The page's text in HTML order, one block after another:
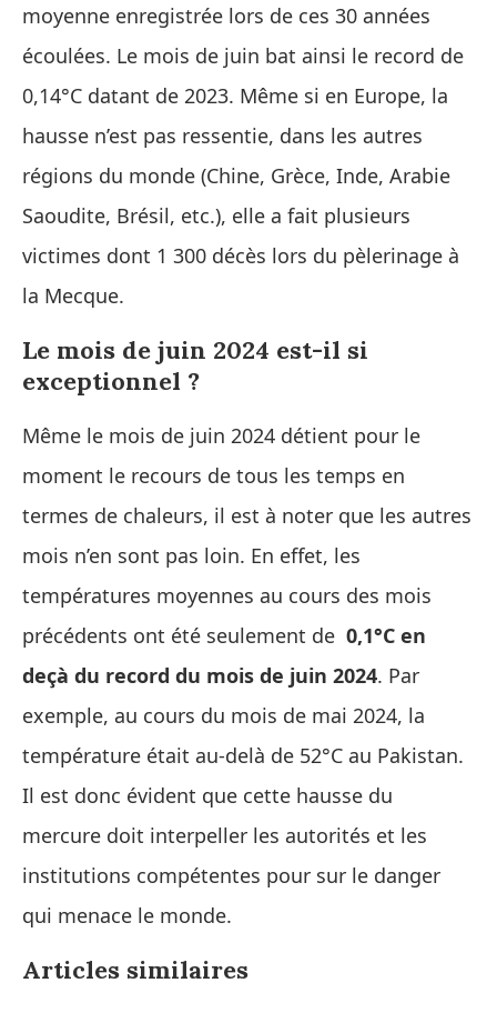
moyenne enregistrée lors de ces 30 années
écoulées. Le mois de juin bat ainsi le record de
0,14°C datant de 2023. Même si en Europe, la
hausse n’est pas ressentie, dans les autres
régions du monde (Chine, Grèce, Inde, Arabie
Saoudite, Brésil, etc.), elle a fait plusieurs
victimes dont 1 300 décès lors du pèlerinage à
la Mecque.
Le mois de juin 2024 est-il si
exceptionnel ?
Même le mois de juin 2024 détient pour le
moment le recours de tous les temps en
termes de chaleurs, il est à noter que les autres
mois n’en sont pas loin. En effet, les
températures moyennes au cours des mois
précédents ont été seulement de 0,1°C en
deçà du record du mois de juin 2024. Par
exemple, au cours du mois de mai 2024, la
température était au-delà de 52°C au Pakistan.
Il est donc évident que cette hausse du
mercure doit interpeller les autorités et les
institutions compétentes pour sur le danger
qui menace le monde.
Articles similaires